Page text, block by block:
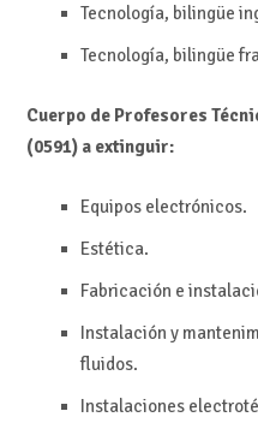
Tecnología, bilingüe
Tecnología, bilingüe
Cuerpo de Profesores
(0591) a extinguir:
Equipos electrónicos.
Estética.
Fabricación e
Instalación y
fluidos.
Instalaciones